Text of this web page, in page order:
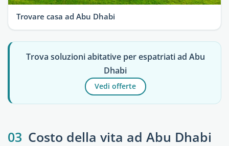
Trovare casa ad Abu Dhabi
Trova soluzioni abitative per espatriati ad Abu
Dhabi
Vedi offerte
03 Costo della vita ad Abu Dhabi